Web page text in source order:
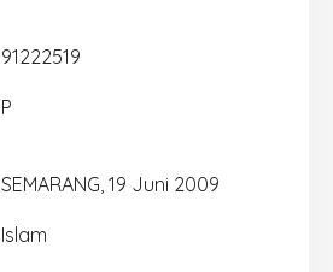
91222519
P
SEMARANG, 19 Juni 2009
Islam